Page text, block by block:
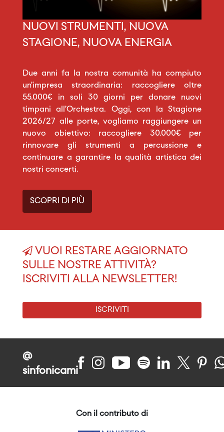
NUOVI STRUMENTI, NUOVA
STAGIONE, NUOVA ENERGIA
Due anni fa la nostra comunità ha compiuto
un’impresa straordinaria: raccogliere oltre
55.000€ in soli 30 giorni per donare nuovi
timpani all’Orchestra. Oggi, con la Stagione
2026/27 alle porte, vogliamo raggiungere un
nuovo obiettivo: raccogliere 30.000€ per
rinnovare gli strumenti a percussione e
continuare a garantire la qualità artistica dei
nostri concerti.
SCOPRI DI PIÙ
VUOI RESTARE AGGIORNATO
SULLE NOSTRE ATTIVITÀ?
ISCRIVITI ALLA NEWSLETTER!
ISCRIVITI
@
sinfonicami
Con il contributo di